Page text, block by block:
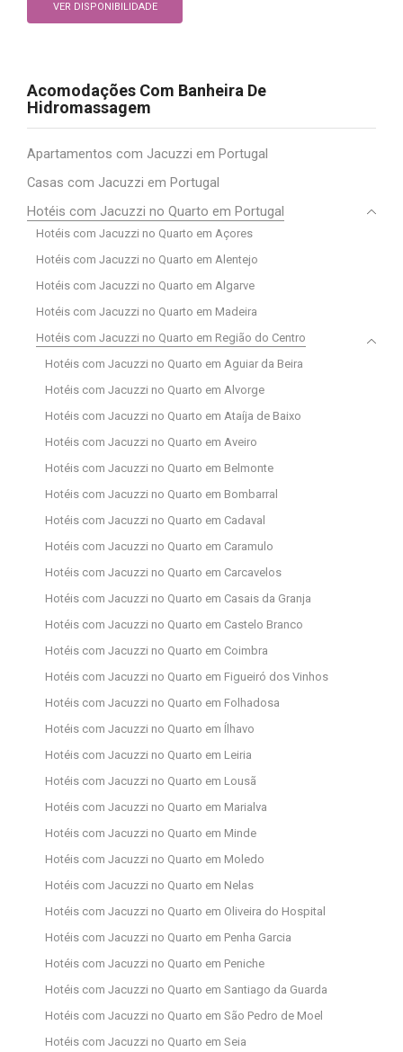
VER DISPONIBILIDADE
Acomodações Com Banheira De
Hidromassagem
Apartamentos com Jacuzzi em Portugal
Casas com Jacuzzi em Portugal
Hotéis com Jacuzzi no Quarto em Portugal
Hotéis com Jacuzzi no Quarto em Açores
Hotéis com Jacuzzi no Quarto em Alentejo
Hotéis com Jacuzzi no Quarto em Algarve
Hotéis com Jacuzzi no Quarto em Madeira
Hotéis com Jacuzzi no Quarto em Região do Centro
Hotéis com Jacuzzi no Quarto em Aguiar da Beira
Hotéis com Jacuzzi no Quarto em Alvorge
Hotéis com Jacuzzi no Quarto em Ataíja de Baixo
Hotéis com Jacuzzi no Quarto em Aveiro
Hotéis com Jacuzzi no Quarto em Belmonte
Hotéis com Jacuzzi no Quarto em Bombarral
Hotéis com Jacuzzi no Quarto em Cadaval
Hotéis com Jacuzzi no Quarto em Caramulo
Hotéis com Jacuzzi no Quarto em Carcavelos
Hotéis com Jacuzzi no Quarto em Casais da Granja
Hotéis com Jacuzzi no Quarto em Castelo Branco
Hotéis com Jacuzzi no Quarto em Coimbra
Hotéis com Jacuzzi no Quarto em Figueiró dos Vinhos
Hotéis com Jacuzzi no Quarto em Folhadosa
Hotéis com Jacuzzi no Quarto em Ílhavo
Hotéis com Jacuzzi no Quarto em Leiria
Hotéis com Jacuzzi no Quarto em Lousã
Hotéis com Jacuzzi no Quarto em Marialva
Hotéis com Jacuzzi no Quarto em Minde
Hotéis com Jacuzzi no Quarto em Moledo
Hotéis com Jacuzzi no Quarto em Nelas
Hotéis com Jacuzzi no Quarto em Oliveira do Hospital
Hotéis com Jacuzzi no Quarto em Penha Garcia
Hotéis com Jacuzzi no Quarto em Peniche
Hotéis com Jacuzzi no Quarto em Santiago da Guarda
Hotéis com Jacuzzi no Quarto em São Pedro de Moel
Hotéis com Jacuzzi no Quarto em Seia